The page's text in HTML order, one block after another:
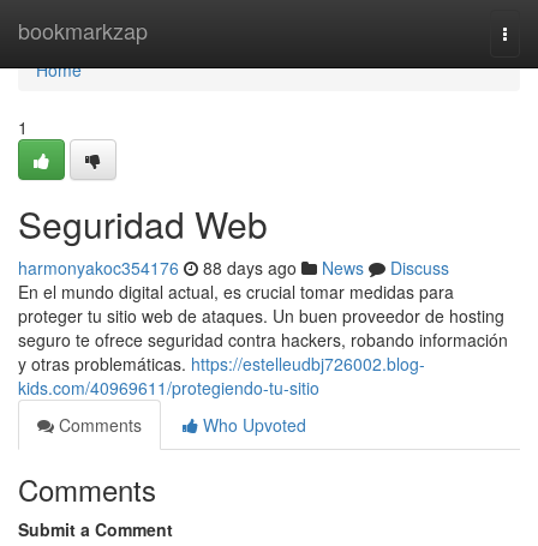
bookmarkzap
Home
Home
1
Seguridad Web
harmonyakoc354176 88 days ago News
Discuss
En el mundo digital actual, es crucial tomar medidas para
proteger tu sitio web de ataques. Un buen proveedor de hosting
seguro te ofrece seguridad contra hackers, robando información
y otras problemáticas. https://estelleudbj726002.blog-
kids.com/40969611/protegiendo-tu-sitio
Comments
Who Upvoted
Comments
Submit a Comment